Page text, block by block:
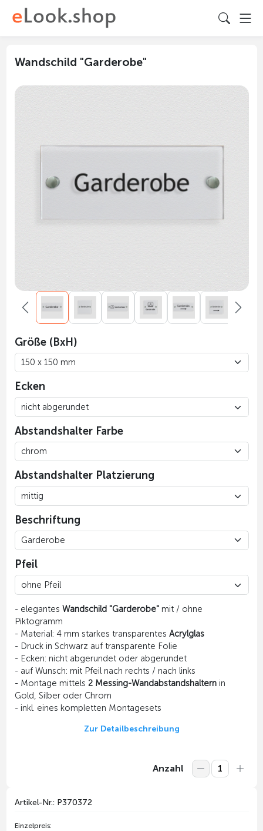
Wandschild "Garderobe"
Größe (BxH)
Ecken
Abstandshalter Farbe
Abstandshalter Platzierung
Beschriftung
Pfeil
- elegantes Wandschild "Garderobe"mit / ohne
Piktogramm
- Material: 4 mm starkes transparentes Acrylglas
- Druck in Schwarz auf transparente Folie
- Ecken: nicht abgerundet oder abgerundet
- auf Wunsch: mit Pfeil nach rechts / nach links
- Montage mittels 2 Messing-Wandabstandshalternin
Gold, Silber oder Chrom
- inkl. eines kompletten Montagesets
Zur Detailbeschreibung
Anzahl
Artikel-Nr.: P370372
Einzelpreis: